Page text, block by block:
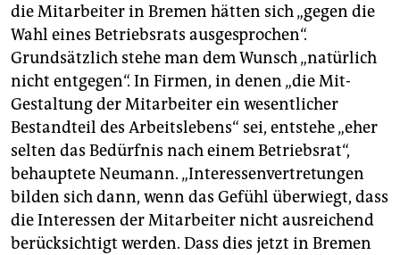
die Mitarbeiter in Bremen hätten sich „gegen die
Wahl eines Betriebsrats ausgesprochen“.
Grundsätzlich stehe man dem Wunsch „natürlich
nicht entgegen“. In Firmen, in denen „die Mit-
Gestaltung der Mitarbeiter ein wesentlicher
Bestandteil des Arbeitslebens“ sei, entstehe „eher
selten das Bedürfnis nach einem Betriebsrat“,
behauptete Neumann. „Interessenvertretungen
bilden sich dann, wenn das Gefühl überwiegt, dass
die Interessen der Mitarbeiter nicht ausreichend
berücksichtigt werden. Dass dies jetzt in Bremen